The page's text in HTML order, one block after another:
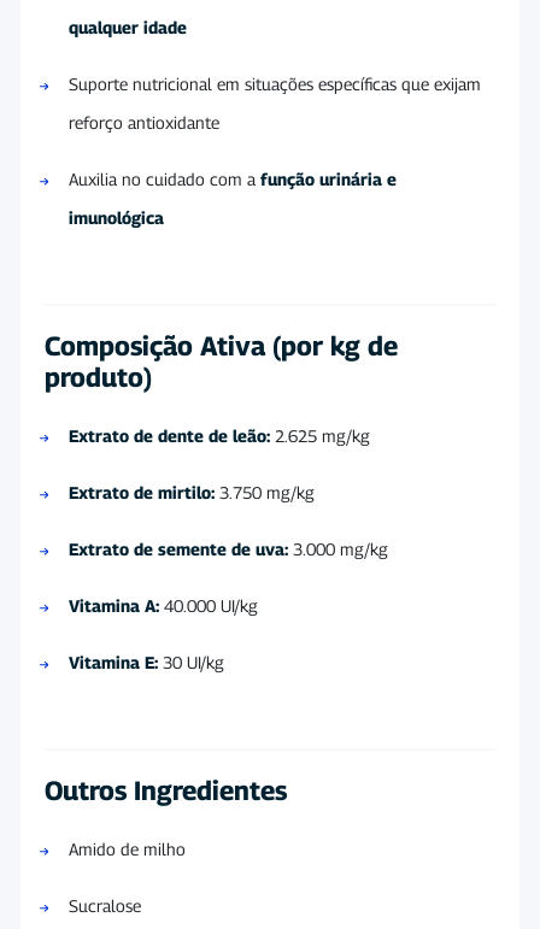
qualquer idade
Suporte nutricional em situações específicas que exijam
reforço antioxidante
Auxilia no cuidado com a função urinária e
imunológica
Composição Ativa (por kg de
produto)
Extrato de dente de leão: 2.625 mg/kg
Extrato de mirtilo: 3.750 mg/kg
Extrato de semente de uva: 3.000 mg/kg
Vitamina A: 40.000 UI/kg
Vitamina E: 30 UI/kg
Outros Ingredientes
Amido de milho
Sucralose